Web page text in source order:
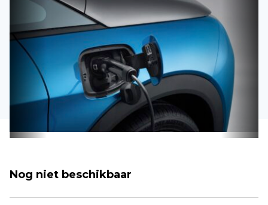
Nog niet beschikbaar